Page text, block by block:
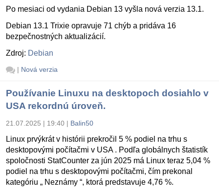
Po mesiaci od vydania Debian 13 vyšla nová verzia 13.1.
Debian 13.1 Trixie opravuje 71 chýb a pridáva 16
bezpečnostných aktualizácií.
Zdroj: Debian
| Nová verzia
Používanie Linuxu na desktopoch dosiahlo v
USA rekordnú úroveň.
21.07.2025 | 19:40 | Balin50
Linux prvýkrát v histórii prekročil 5 % podiel na trhu s
desktopovými počítačmi v USA . Podľa globálnych štatistík
spoločnosti StatCounter za jún 2025 má Linux teraz 5,04 %
podiel na trhu s desktopovými počítačmi, čím prekonal
kategóriu „ Neznámy “, ktorá predstavuje 4,76 %.